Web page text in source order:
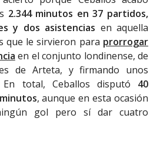
2.344 minutos en 37 partidos,
y dos asistencias en aquella
que le sirvieron para prorrogar
en el conjunto londinense, de
de Arteta, y firmando unos
En total, Ceballos disputó 40
, aunque en esta ocasión
gol pero sí dar cuatro